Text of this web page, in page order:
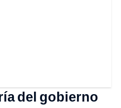
del gobierno